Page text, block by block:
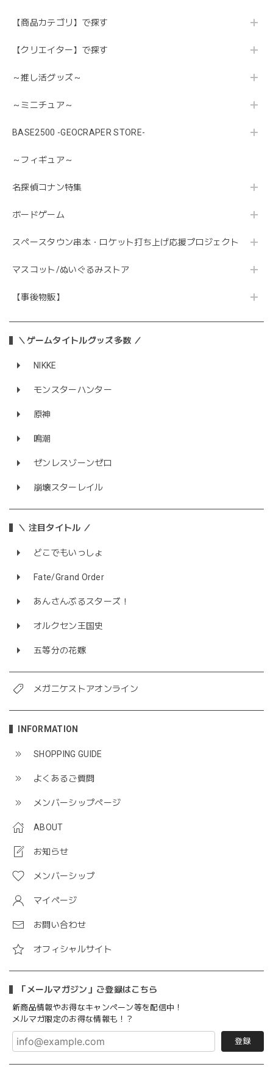
【商品カテゴリ】で探す
【クリエイター】で探す
～推し活グッズ～
～ミニチュア～
BASE2500 -GEOCRAPER STORE-
～フィギュア～
名探偵コナン特集
ボードゲーム
スペースタウン串本・ロケット打ち上げ応援プロジェクト
マスコット/ぬいぐるみストア
【事後物販】
＼ゲームタイトルグッズ多数 ／
NIKKE
モンスターハンター
原神
鳴潮
ゼンレスゾーンゼロ
崩壊スターレイル
＼ 注目タイトル ／
どこでもいっしょ
Fate/Grand Order
あんさんぶるスターズ！
オルクセン王国史
五等分の花嫁
メガニケストアオンライン
INFORMATION
SHOPPING GUIDE
よくあるご質問
メンバーシップページ
ABOUT
お知らせ
メンバーシップ
マイページ
お問い合わせ
オフィシャルサイト
「メールマガジン」ご登録はこちら
新商品情報やお得なキャンペーン等を配信中！
メルマガ限定のお得な情報も！？
登録